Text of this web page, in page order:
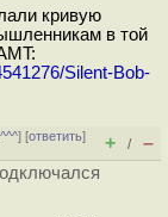
кривую
в той
Silent-Bob-
^^^] [ответить]
+ / –